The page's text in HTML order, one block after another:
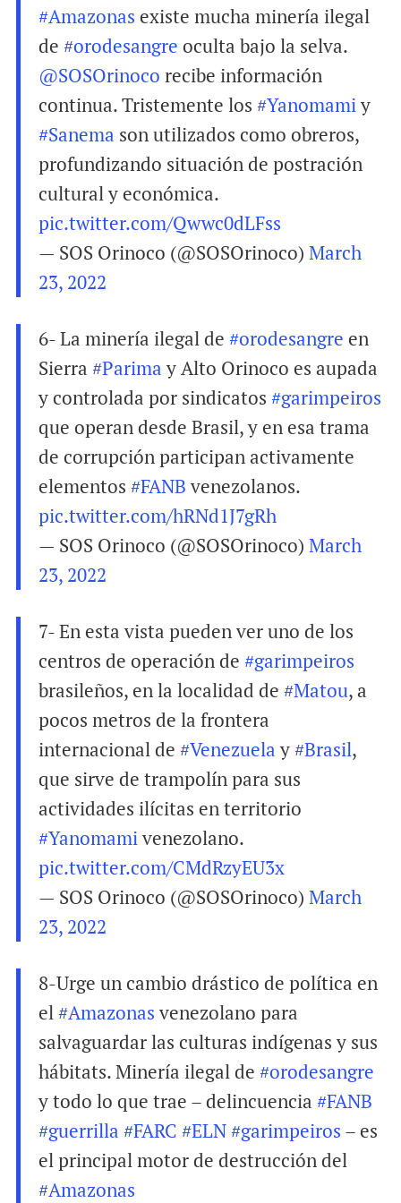
#Amazonas existe mucha minería ilegal
de #orodesangre oculta bajo la selva.
@SOSOrinoco recibe información
continua. Tristemente los #Yanomamiy
#Sanema son utilizados como obreros,
profundizando situación de postración
cultural y económica.
pic.twitter.com/Qwwc0dLFss
— SOS Orinoco (@SOSOrinoco) March
23, 2022
6- La minería ilegal de #orodesangre en
Sierra #Parimay Alto Orinoco es aupada
y controlada por sindicatos #garimpeiros
que operan desde Brasil, y en esa trama
de corrupción participan activamente
elementos #FANBvenezolanos.
pic.twitter.com/hRNd1J7gRh
— SOS Orinoco (@SOSOrinoco) March
23, 2022
7- En esta vista pueden ver uno de los
centros de operación de #garimpeiros
brasileños, en la localidad de #Matou, a
pocos metros de la frontera
internacional de #Venezuelay#Brasil,
que sirve de trampolín para sus
actividades ilícitas en territorio
#Yanomamivenezolano.
pic.twitter.com/CMdRzyEU3x
— SOS Orinoco (@SOSOrinoco) March
23, 2022
8-Urge un cambio drástico de política en
el#Amazonasvenezolano para
salvaguardar las culturas indígenas y sus
hábitats. Minería ilegal de #orodesangre
y todo lo que trae – delincuencia #FANB
#guerrilla #FARC #ELN#garimpeiros – es
el principal motor de destrucción del
#Amazonas